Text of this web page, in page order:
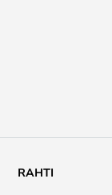
RAHTI